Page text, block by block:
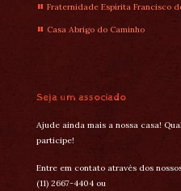
Fraternidade Espírita Francisco
Casa Abrigo do Caminho
Seja um associado
Ajude ainda mais a nossa casa!
participe!
Entre em contato através dos
(11) 2667-4404 ou